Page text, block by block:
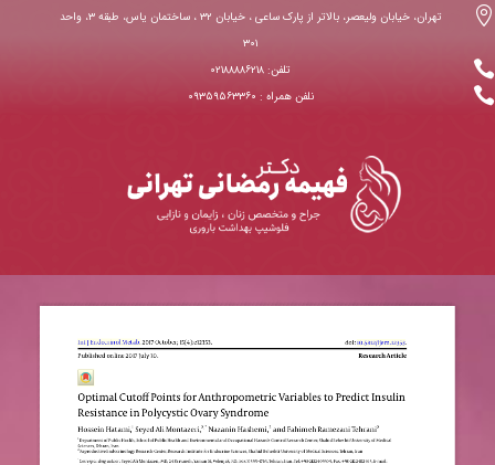

تهران، خیابان ولیعصر، بالاتر از پارک ساعی ، خیابان ۳۲ ، ساختمان یاس، طبقه ۳، واحد
۳۰۱
 تلفن: ۰۲۱۸۸۸۸۶۲۱۸
 نلفن همراه : ۰۹۳۵۹۵۶۳۳۶۰